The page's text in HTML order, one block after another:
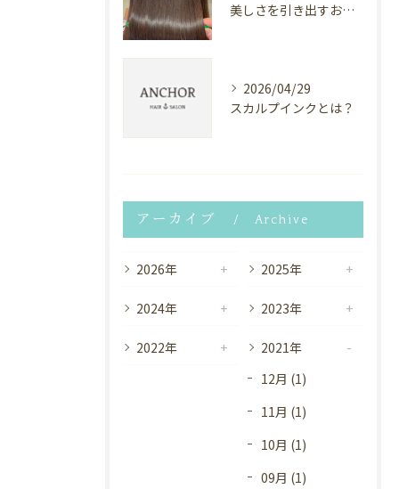
美しさを引き出すお手伝い✨
2026/04/29
スカルプインクとは？
アーカイブ Archive
2026年 2025年
2024年 2023年
2022年
2021年
12月 (1)
11月 (1)
10月 (1)
09月 (1)